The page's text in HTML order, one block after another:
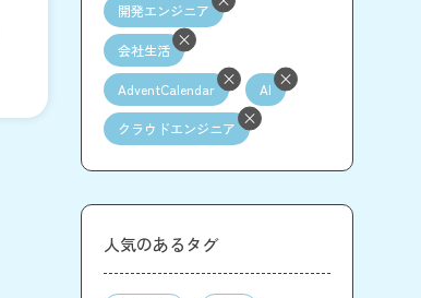
開発エンジニア
会社生活
AdventCalendar AI
クラウドエンジニア
人気のあるタグ